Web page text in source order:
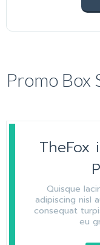
Promo Box
TheFox
Quisque
adipiscing nisl
consequat
eu